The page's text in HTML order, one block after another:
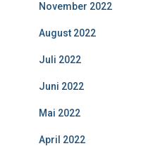
November 2022
August 2022
Juli 2022
Juni 2022
Mai 2022
April 2022